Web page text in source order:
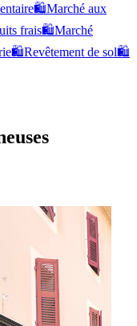
🛍️Marché aux
frais🛍️Marché
🛍️Revêtement de sol🛍️